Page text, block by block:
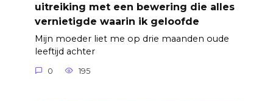
uitreiking met een bewering die alles
vernietigde waarin ik geloofde
Mijn moeder liet me op drie maanden oude
leeftijd achter
0 195